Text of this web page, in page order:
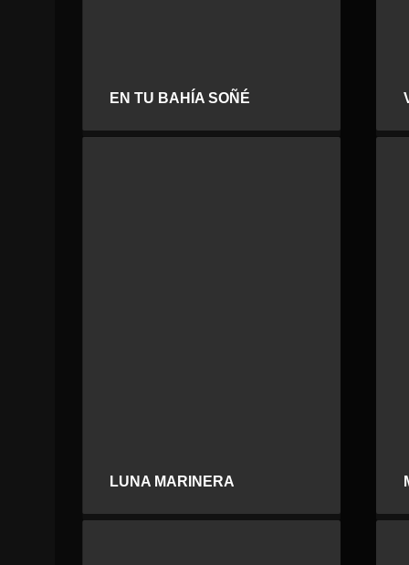
EN TU BAHÍA SOÑÉ
LUNA MARINERA